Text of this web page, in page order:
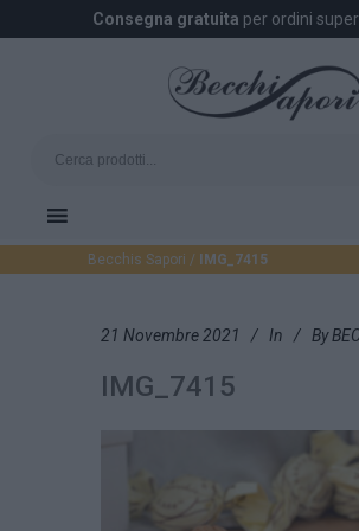
Consegna gratuita per ordini
Becchis Sapori / IMG_7415
21 Novembre 2021 In By
IMG_7415